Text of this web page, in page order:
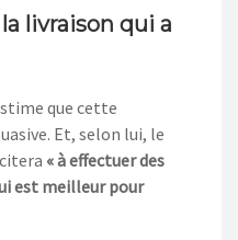
livraison qui a
que cette
. Et, selon lui, le
«à effectuer des
est meilleur pour